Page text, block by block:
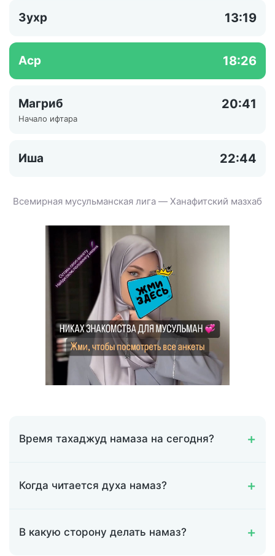
Зухр 13:19
Аср 18:26
Магриб 20:41
Начало ифтара
Иша 22:44
Всемирная мусульманская лига — Ханафитский мазхаб
Время тахаджуд намаза на сегодня?
Когда читается духа намаз?
В какую сторону делать намаз?